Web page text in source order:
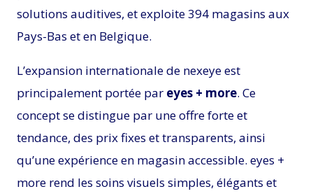
solutions auditives, et exploite 394 magasins aux
Pays-Bas et en Belgique.
L’expansion internationale de nexeye est
principalement portée par eyes + more. Ce
concept se distingue par une offre forte et
tendance, des prix fixes et transparents, ainsi
qu’une expérience en magasin accessible. eyes +
more rend les soins visuels simples, élégants et